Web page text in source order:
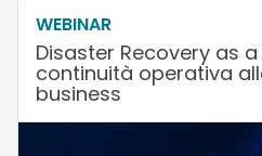
WEBINAR
Disaster Recovery as
continuità operativa
business